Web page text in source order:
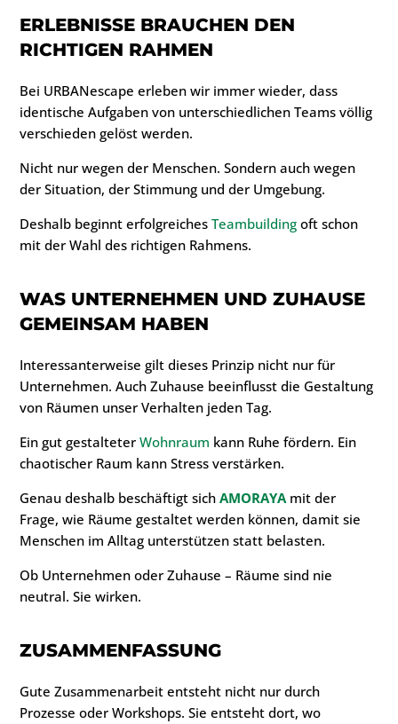
ERLEBNISSE BRAUCHEN DEN
RICHTIGEN RAHMEN
Bei URBANescape erleben wir immer wieder, dass
identische Aufgaben von unterschiedlichen Teams völlig
verschieden gelöst werden.
Nicht nur wegen der Menschen. Sondern auch wegen
der Situation, der Stimmung und der Umgebung.
Deshalb beginnt erfolgreichesTeambuilding oft schon
mit der Wahl des richtigen Rahmens.
WAS UNTERNEHMEN UND ZUHAUSE
GEMEINSAM HABEN
Interessanterweise gilt dieses Prinzip nicht nur für
Unternehmen. Auch Zuhause beeinflusst die Gestaltung
von Räumen unser Verhalten jeden Tag.
Ein gut gestalteterWohnraum kann Ruhe fördern. Ein
chaotischer Raum kann Stress verstärken.
Genau deshalb beschäftigt sichAMORAYA mit der
Frage, wie Räume gestaltet werden können, damit sie
Menschen im Alltag unterstützen statt belasten.
Ob Unternehmen oder Zuhause – Räume sind nie
neutral. Sie wirken.
ZUSAMMENFASSUNG
Gute Zusammenarbeit entsteht nicht nur durch
Prozesse oder Workshops. Sie entsteht dort, wo